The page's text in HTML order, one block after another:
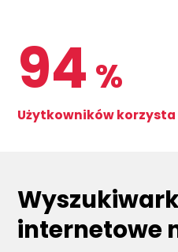
94 %
Użytkowników korzysta
internetowe